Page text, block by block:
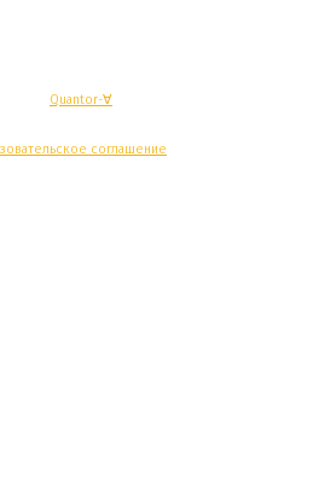
Quantor-∀
соглашение